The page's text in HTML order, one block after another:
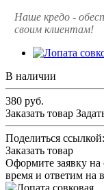
Наше кредо -
своим клиентам!
В наличии
380 руб.
Заказать товар
Поделиться ссылкой:
Заказать товар
Оформите заявку
время и ответим на